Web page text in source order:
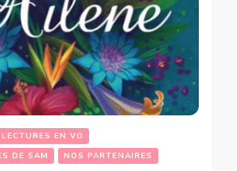
LECTURES EN VO
DE SAM
NOS PARTENAIRES